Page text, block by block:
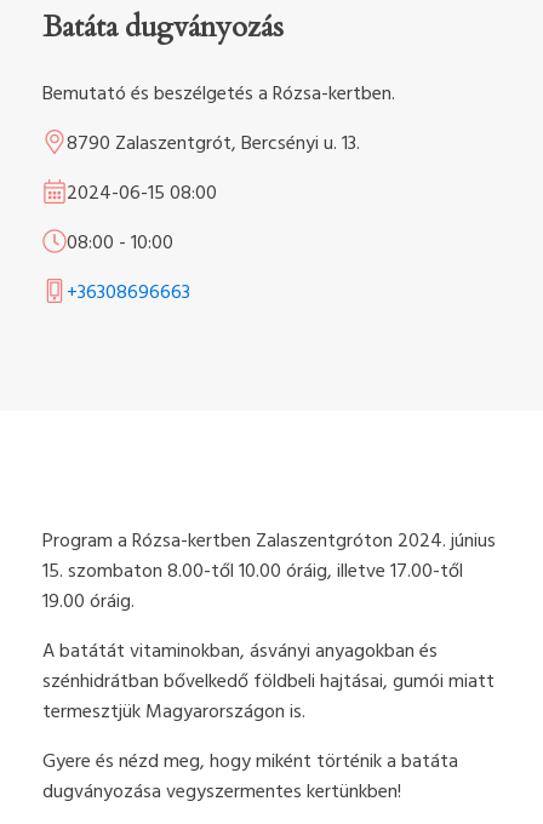
Batáta dugványozás
Bemutató és beszélgetés a Rózsa-kertben.
8790 Zalaszentgrót, Bercsényi u. 13.
2024-06-1508:00
08:00 -10:00
+36308696663
Program a Rózsa-kertben Zalaszentgróton 2024. június
15. szombaton 8.00-től 10.00 óráig, illetve 17.00-től
19.00 óráig.
A batátát vitaminokban, ásványi anyagokban és
szénhidrátban bővelkedő földbeli hajtásai, gumói miatt
termesztjük Magyarországon is.
Gyere és nézd meg, hogy miként történik a batáta
dugványozása vegyszermentes kertünkben!